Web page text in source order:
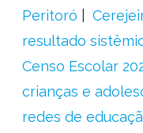
Peritoró
resultado
Censo Escolar
crianças e
redes de